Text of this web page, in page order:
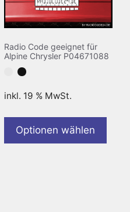
Radio Code geeignet für
Alpine Chrysler P04671088
inkl. 19 % MwSt.
Optionen wählen